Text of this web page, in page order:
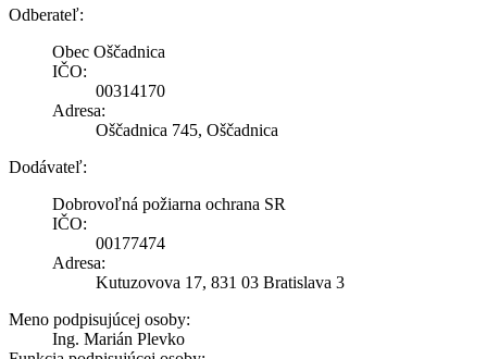
Odberateľ:
Obec Oščadnica
IČO:
00314170
Adresa:
Oščadnica 745, Oščadnica
Dodávateľ:
Dobrovoľná požiarna ochrana SR
IČO:
00177474
Adresa:
Kutuzovova 17, 831 03 Bratislava 3
Meno podpisujúcej osoby:
Ing. Marián Plevko